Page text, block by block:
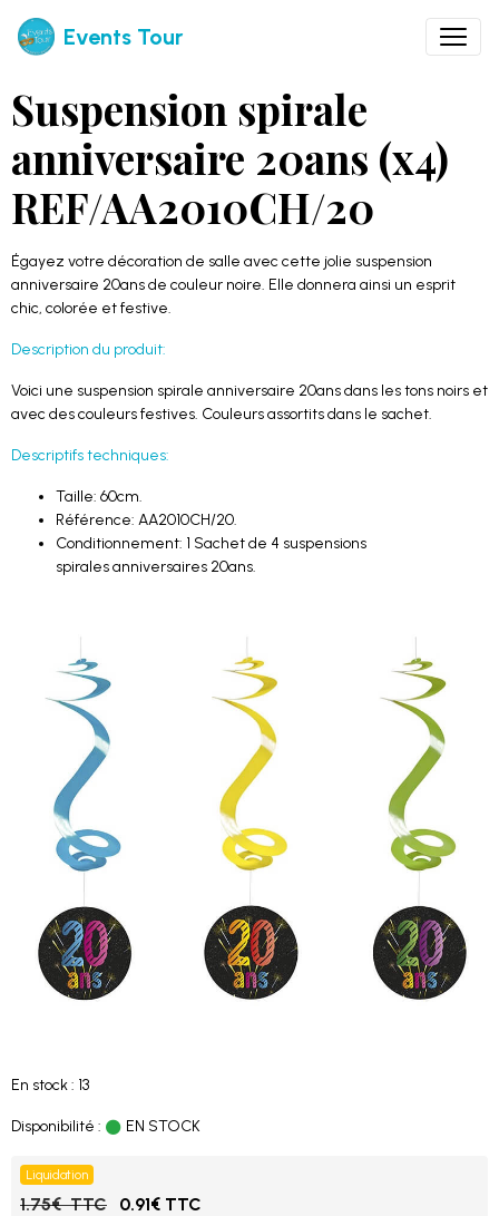
Events Tour
Suspension spirale
anniversaire 20ans (x4)
REF/AA2010CH/20
Égayez votre décoration de salle avec cette jolie suspension
anniversaire 20ans de couleur noire. Elle donnera ainsi un esprit
chic, colorée et festive.
Description du produit:
Voici une suspension spirale anniversaire 20ans dans les tons noirs et
avec des couleurs festives. Couleurs assortits dans le sachet.
Descriptifs techniques:
Taille: 60cm.
Référence: AA2010CH/20.
Conditionnement: 1 Sachet de 4 suspensions
spirales anniversaires 20ans.
En stock : 13
Disponibilité : EN STOCK
Liquidation
1.75€ TTC 0.91€ TTC